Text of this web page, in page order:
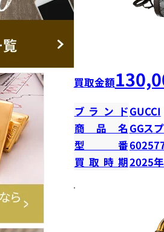
買取金額
ブランドGUCCI
商品名 GGス
型番
買取時期2025